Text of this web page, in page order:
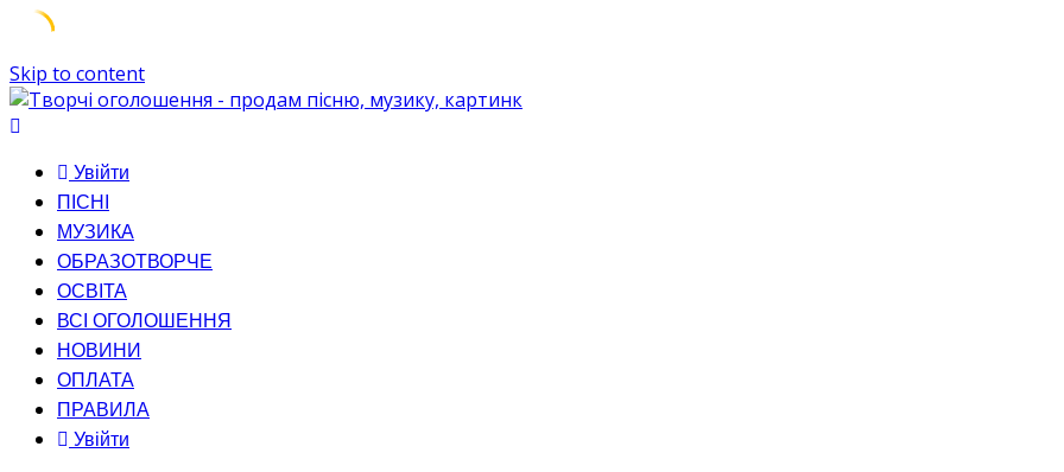
Skip to content
Увійти
ПІСНІ
МУЗИКА
ОБРАЗОТВОРЧЕ
ОСВІТА
ВСІ ОГОЛОШЕННЯ
НОВИНИ
ОПЛАТА
ПРАВИЛА
Увійти